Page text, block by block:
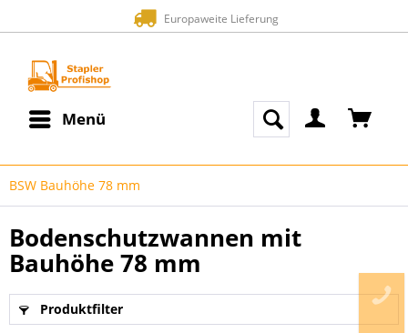
Europaweite Lieferung
Menü
BSW Bauhöhe 78 mm
Bodenschutzwannen mit
Bauhöhe 78 mm
Produktfilter